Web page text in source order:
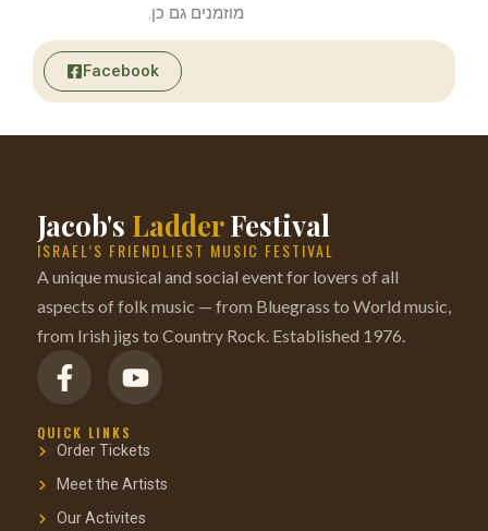
מוזמנים גם כן.
Facebook
Jacob's LadderFestival
ISRAEL’S FRIENDLIEST MUSIC FESTIVAL
A unique musical and social event for lovers of all
aspects of folk music — from Bluegrass to World music,
from Irish jigs to Country Rock. Established 1976.
QUICK LINKS
Order Tickets
Meet the Artists
Our Activites